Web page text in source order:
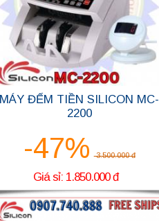
MÁY ĐẾM TIỀN SILICON MC-
2200
-47% 3.500.000 đ
Giá sỉ: 1.850.000 đ